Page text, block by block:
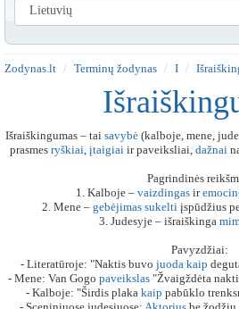
Zodynas.lt Terminų žodynas I
Išraiškingumas – tai savybė(kalboje, mene,
prasmes ryškiai, įtaigiai ir paveiksliai, dažnai
Pagrindinės
1. Kalboje – vaizdingasir
2. Mene – gebėjimas sukeltiįspūdžius
3. Judesyje – išraiškinga
Pavyzdžiai:
- Literatūroje: "Naktis buvo juoda kaip
- Mene: Van Gogo paveikslas"Žvaigždėta
- Kalboje: "Širdis plaka kaip pabūklo